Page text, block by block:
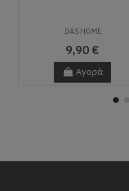
DAS HOME
9,90 €
Αγορά